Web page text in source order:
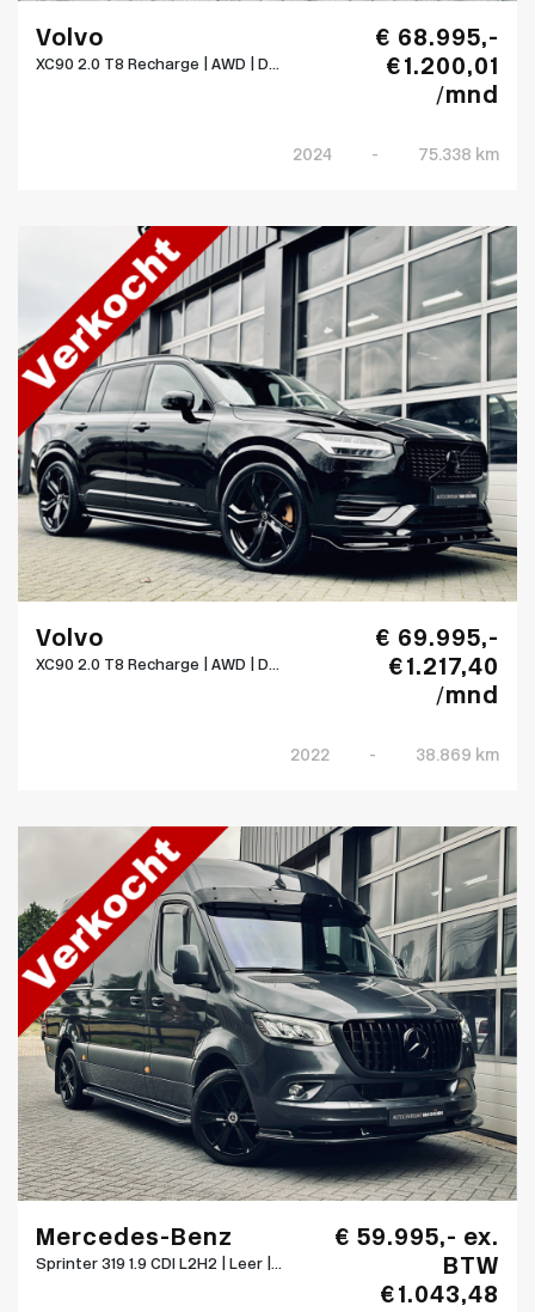
Volvo
XC90 2.0 T8 Recharge | AWD | D...
€ 68.995,-
€ 1.200,01
/mnd
2024 - 75.338 km
Volvo
XC90 2.0 T8 Recharge | AWD | D...
€ 69.995,-
€ 1.217,40
/mnd
2022 - 38.869 km
Mercedes-Benz
Sprinter 319 1.9 CDI L2H2 | Leer |...
€ 59.995,- ex.
BTW
€ 1.043,48